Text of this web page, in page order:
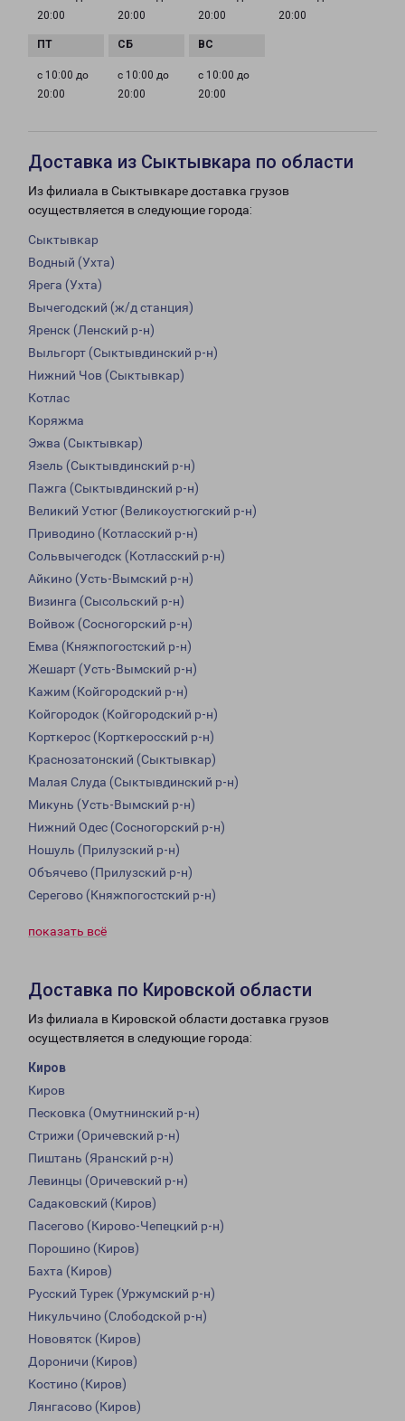
20:00
20:00
20:00
20:00
с 10:00 до
20:00
с 10:00 до
20:00
с 10:00 до
20:00
Доставка из Сыктывкара по области
Из филиала в Сыктывкаре доставка грузов
осуществляется в следующие города:
Сыктывкар
Водный (Ухта)
Ярега (Ухта)
Вычегодский (ж/д станция)
Яренск (Ленский р-н)
Выльгорт (Сыктывдинский р-н)
Нижний Чов (Сыктывкар)
Котлас
Коряжма
Эжва (Сыктывкар)
Язель (Сыктывдинский р-н)
Пажга (Сыктывдинский р-н)
Великий Устюг (Великоустюгский р-н)
Приводино (Котласский р-н)
Сольвычегодск (Котласский р-н)
Айкино (Усть-Вымский р-н)
Визинга (Сысольский р-н)
Войвож (Сосногорский р-н)
Емва (Княжпогостский р-н)
Жешарт (Усть-Вымский р-н)
Кажим (Койгородский р-н)
Койгородок (Койгородский р-н)
Корткерос (Корткеросский р-н)
Краснозатонский (Сыктывкар)
Малая Слуда (Сыктывдинский р-н)
Микунь (Усть-Вымский р-н)
Нижний Одес (Сосногорский р-н)
Ношуль (Прилузский р-н)
Объячево (Прилузский р-н)
Серегово (Княжпогостский р-н)
показать всё
Доставка по Кировской области
Из филиала в Кировской области доставка грузов
осуществляется в следующие города:
Киров
Киров
Песковка (Омутнинский р-н)
Стрижи (Оричевский р-н)
Пиштань (Яранский р-н)
Левинцы (Оричевский р-н)
Садаковский (Киров)
Пасегово (Кирово-Чепецкий р-н)
Порошино (Киров)
Бахта (Киров)
Русский Турек (Уржумский р-н)
Никульчино (Слободской р-н)
Нововятск (Киров)
Дороничи (Киров)
Костино (Киров)
Лянгасово (Киров)